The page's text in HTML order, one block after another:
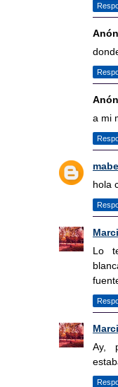
a mi
hola
Marci
Lo
Marci
Ay,